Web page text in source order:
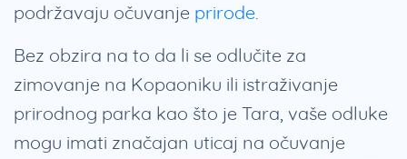
podržavaju očuvanje prirode.
Bez obzira na to da li se odlučite za
zimovanje na Kopaoniku ili istraživanje
prirodnog parka kao što je Tara, vaše odluke
mogu imati značajan uticaj na očuvanje